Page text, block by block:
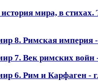
мира, в
8. Римская империя
7. Век римских войн
6. Рим и Карфаген -